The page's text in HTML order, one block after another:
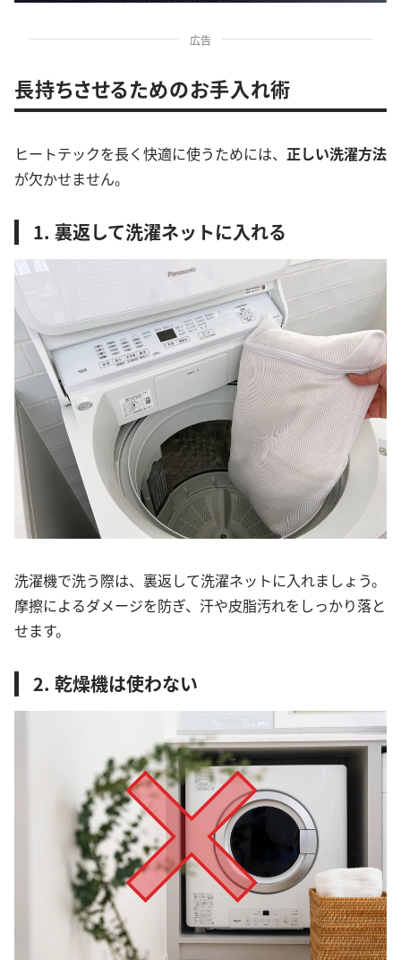
広告
長持ちさせるためのお手入れ術
ヒートテックを長く快適に使うためには、 正しい洗濯方法
が欠かせません。
1. 裏返して洗濯ネットに入れる
洗濯機で洗う際は、裏返して洗濯ネットに入れましょう。
摩擦によるダメージを防ぎ、汗や皮脂汚れをしっかり落と
せます。
2. 乾燥機は使わない